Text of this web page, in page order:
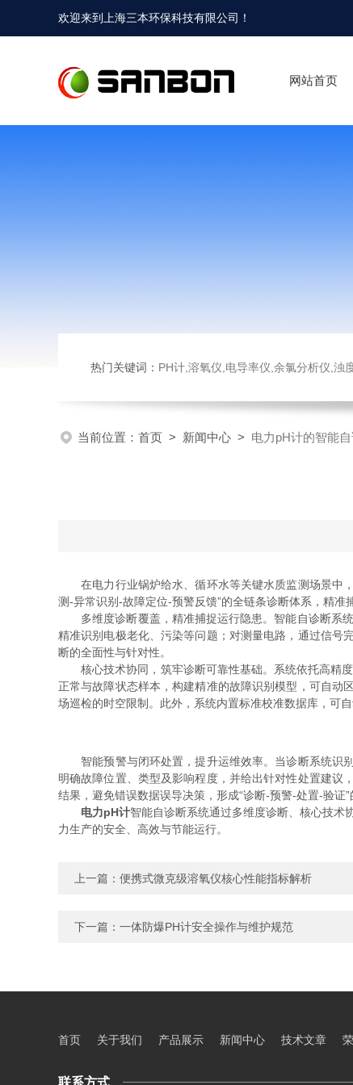
欢迎来到 上海三本环保科技有限公司 ！
网站首页
热门关键词： PH计,溶氧仪,电导率仪,余氯分析仪,浊度仪,硅酸根分析仪，磷酸根分析仪，钠表，流量计，刮油
当前位置： 首页 > 新闻中心 > 电力pH计的智能自
在电力行业锅炉给水、循环水等关键水质监测场景中，
测-异常识别-故障定位-预警反馈”的全链条诊断体系，精
多维度诊断覆盖，精准捕捉运行隐患。智能自诊断系统
精准识别电极老化、污染等问题；对测量电路，通过信号
断的全面性与针对性。
核心技术协同，筑牢诊断可靠性基础。系统依托高精
正常与故障状态样本，构建精准的故障识别模型，可自动
场巡检的时空限制。此外，系统内置标准校准数据库，可
智能预警与闭环处置，提升运维效率。当诊断系统识别
明确故障位置、类型及影响程度，并给出针对性处置建议
结果，避免错误数据误导决策，形成“诊断-预警-处置-验证
电力pH计智能自诊断系统通过多维度诊断、核心技术
力生产的安全、高效与节能运行。
上一篇： 便携式微克级溶氧仪核心性能指标解析
下一篇： 一体防爆PH计安全操作与维护规范
首页 关于我们 产品展示 新闻中心 技术文章
联系方式